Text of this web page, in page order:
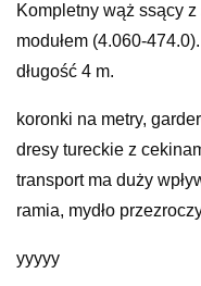
Kompletny wąż ssący
modułem (4.060-
długość 4 m.
koronki na metry,
dresy tureckie z
transport ma duży
ramia, mydło
yyyyy